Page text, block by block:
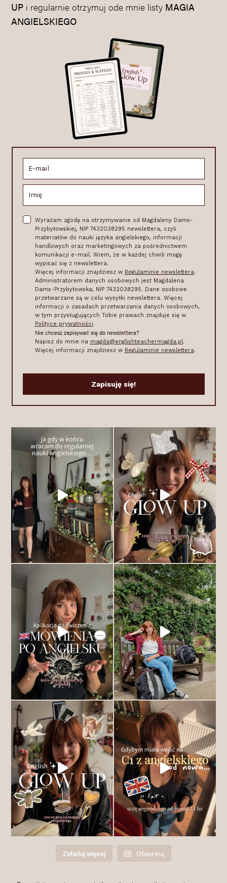
UP i regularnie otrzymuj ode mnie listy MAGIA
ANGIELSKIEGO
Wyrażam zgodę na otrzymywanie od Magdaleny Dams-
Przybyłowskiej, NIP 7432038295 newslettera, czyli
materiałów do nauki języka angielskiego, informacji
handlowych oraz marketingowych za pośrednictwem
komunikacji e-mail. Wiem, że w każdej chwili mogę
wypisać się z newslettera.
Więcej informacji znajdziesz w Regulaminie newslettera.
Administratorem danych osobowych jest Magdalena
Dams-Przybyłowska, NIP 7432038295. Dane osobowe
przetwarzane są w celu wysyłki newslettera. Więcej
informacji o zasadach przetwarzania danych osobowych,
w tym przysługujących Tobie prawach znajduje się w
Polityce prywatności.
Nie chcesz zapisywać się do newslettera?
Napisz do mnie na magda@englishteachermagda.pl.
Więcej informacji znajdziesz w Regulaminie newslettera.
Zapisuję się!
Załaduj więcej Obserwuj